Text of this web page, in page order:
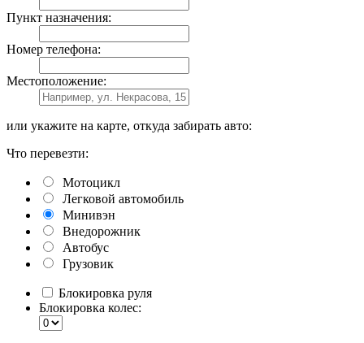
Пункт назначения:
Номер телефона:
Местоположение:
или укажите на карте, откуда забирать авто:
Что перевезти:
Мотоцикл
Легковой автомобиль
Минивэн
Внедорожник
Автобус
Грузовик
Блокировка руля
Блокировка колес: